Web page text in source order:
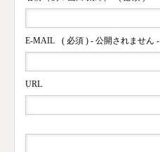
E-MAIL ( 必須 ) - 公開されません -
URL